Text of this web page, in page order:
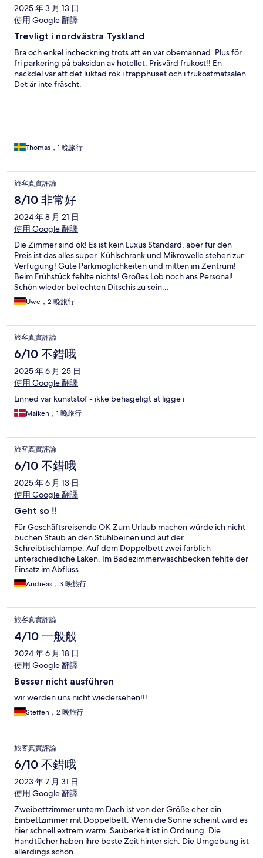
2025 年 3 月 13 日
使用 Google 翻譯
Trevligt i nordvästra Tyskland
Bra och enkel incheckning trots att en var obemannad. Plus för
fri parkering på baksidan av hotellet. Prisvärd frukost!! En
nackdel var att det luktad rök i trapphuset och i frukostmatsalen.
Det är inte fräscht.
Thomas，1 晚旅行
旅客真實評論
8/10 非常好
2024 年 8 月 21 日
使用 Google 翻譯
Die Zimmer sind ok! Es ist kein Luxus Standard, aber für den
Preis ist das alles super. Kühlschrank und Mikrowelle stehen zur
Verfügung! Gute Parkmöglichkeiten und mitten im Zentrum!
Beim Frühstück fehlte nichts! Großes Lob noch ans Personal!
Schön wieder bei echten Ditschis zu sein...
Uwe，2 晚旅行
旅客真實評論
6/10 不錯哦
2025 年 6 月 25 日
使用 Google 翻譯
Linned var kunststof - ikke behageligt at ligge i
Maiken，1 晚旅行
旅客真實評論
6/10 不錯哦
2025 年 6 月 13 日
使用 Google 翻譯
Geht so ‼️
Für Geschäftsreisende OK Zum Urlaub machen würde ich nicht
buchen Staub an den Stuhlbeinen und auf der
Schreibtischlampe. Auf dem Doppelbett zwei farblich
unterschiedliche Laken. Im Badezimmerwaschbecken fehlte der
Einsatz im Abfluss.
Andreas，3 晚旅行
旅客真實評論
4/10 一般般
2024 年 6 月 18 日
使用 Google 翻譯
Besser nicht ausführen
wir werden uns nicht wiedersehen!!!
Steffen，2 晚旅行
旅客真實評論
6/10 不錯哦
2023 年 7 月 31 日
使用 Google 翻譯
Zweibettzimmer unterm Dach ist von der Größe eher ein
Einbettzimmer mit Doppelbett. Wenn die Sonne scheint wird es
hier schnell extrem warm. Sauberkeit ist in Ordnung. Die
Handtücher haben ihre beste Zeit hinter sich. Die Umgebung ist
allerdings schön.